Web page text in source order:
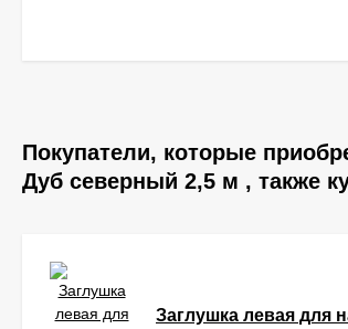
Покупатели, которые
Дуб северный 2,5 м , также
Заглушка левая для